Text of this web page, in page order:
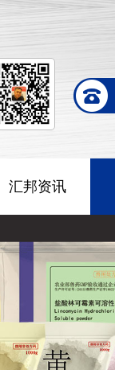
汇邦资讯